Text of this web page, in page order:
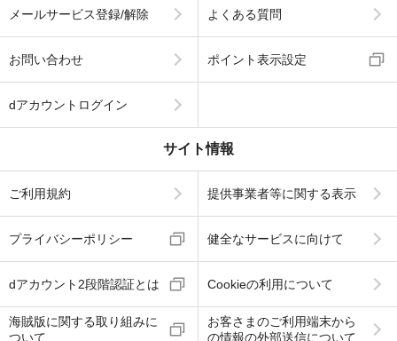
メールサービス登録/解除 よくある質問
お問い合わせ ポイント表示設定
dアカウントログイン
サイト情報
ご利用規約 提供事業者等に関する表示
プライバシーポリシー 健全なサービスに向けて
dアカウント2段階認証とは Cookieの利用について
海賊版に関する取り組みに
ついて
お客さまのご利用端末から
の情報の外部送信について